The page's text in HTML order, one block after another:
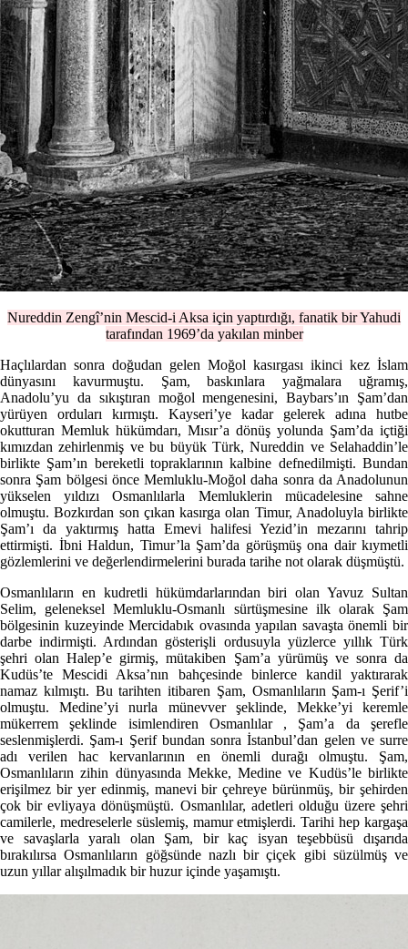
Nureddin Zengî’nin Mescid-i Aksa için yaptırdığı, fanatik bir Yahudi
tarafından 1969’da yakılan minber
Haçlılardan sonra doğudan gelen Moğol kasırgası ikinci kez İslam
dünyasını kavurmuştu. Şam, baskınlara yağmalara uğramış,
Anadolu’yu da sıkıştıran moğol mengenesini, Baybars’ın Şam’dan
yürüyen orduları kırmıştı. Kayseri’ye kadar gelerek adına hutbe
okutturan Memluk hükümdarı, Mısır’a dönüş yolunda Şam’da içtiği
kımızdan zehirlenmiş ve bu büyük Türk, Nureddin ve Selahaddin’le
birlikte Şam’ın bereketli topraklarının kalbine defnedilmişti. Bundan
sonra Şam bölgesi önce Memluklu-Moğol daha sonra da Anadolunun
yükselen yıldızı Osmanlılarla Memluklerin mücadelesine sahne
olmuştu. Bozkırdan son çıkan kasırga olan Timur, Anadoluyla birlikte
Şam’ı da yaktırmış hatta Emevi halifesi Yezid’in mezarını tahrip
ettirmişti. İbni Haldun, Timur’la Şam’da görüşmüş ona dair kıymetli
gözlemlerini ve değerlendirmelerini burada tarihe not olarak düşmüştü.
Osmanlıların en kudretli hükümdarlarından biri olan Yavuz Sultan
Selim, geleneksel Memluklu-Osmanlı sürtüşmesine ilk olarak Şam
bölgesinin kuzeyinde Mercidabık ovasında yapılan savaşta önemli bir
darbe indirmişti. Ardından gösterişli ordusuyla yüzlerce yıllık Türk
şehri olan Halep’e girmiş, mütakiben Şam’a yürümüş ve sonra da
Kudüs’te Mescidi Aksa’nın bahçesinde binlerce kandil yaktırarak
namaz kılmıştı. Bu tarihten itibaren Şam, Osmanlıların Şam-ı Şerif’i
olmuştu. Medine’yi nurla münevver şeklinde, Mekke’yi keremle
mükerrem şeklinde isimlendiren Osmanlılar , Şam’a da şerefle
seslenmişlerdi. Şam-ı Şerif bundan sonra İstanbul’dan gelen ve surre
adı verilen hac kervanlarının en önemli durağı olmuştu. Şam,
Osmanlıların zihin dünyasında Mekke, Medine ve Kudüs’le birlikte
erişilmez bir yer edinmiş, manevi bir çehreye bürünmüş, bir şehirden
çok bir evliyaya dönüşmüştü. Osmanlılar, adetleri olduğu üzere şehri
camilerle, medreselerle süslemiş, mamur etmişlerdi. Tarihi hep kargaşa
ve savaşlarla yaralı olan Şam, bir kaç isyan teşebbüsü dışarıda
bırakılırsa Osmanlıların göğsünde nazlı bir çiçek gibi süzülmüş ve
uzun yıllar alışılmadık bir huzur içinde yaşamıştı.